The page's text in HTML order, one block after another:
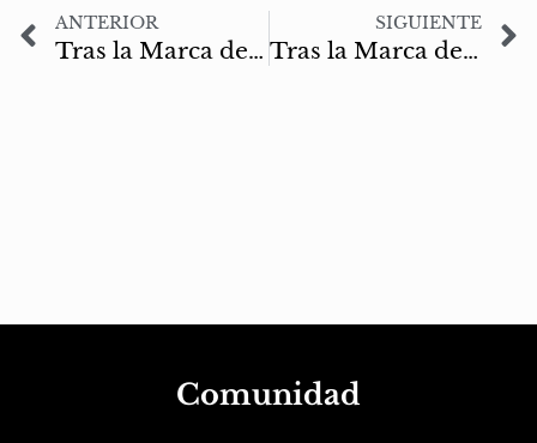
ANTERIOR
Tras la Marca de Odín #03: Entrevista a Knut Avenstroup Haugen
SIGUIENTE
Tras la Marca de Odín #05: Entrevista a Javier Padilla de 3Dsignia
Comunidad